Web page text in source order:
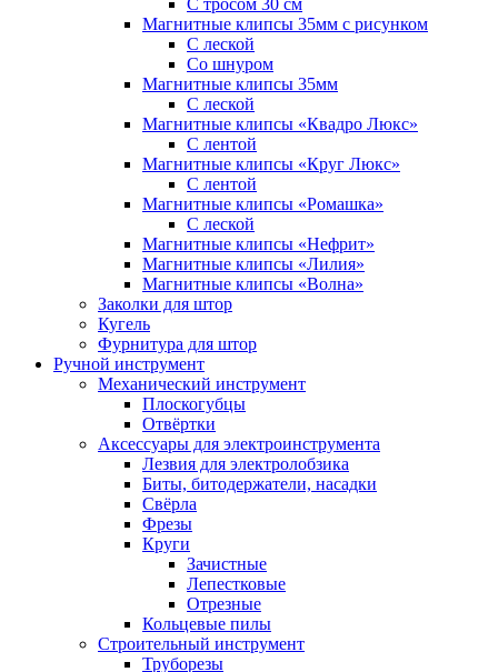
Магнитные клипсы 35мм с рисунком
С леской
Со шнуром
Магнитные клипсы 35мм
С леской
Магнитные клипсы «Квадро Люкс»
С лентой
Магнитные клипсы «Круг Люкс»
С лентой
Магнитные клипсы «Ромашка»
С леской
Магнитные клипсы «Нефрит»
Магнитные клипсы «Лилия»
Магнитные клипсы «Волна»
Заколки для штор
Кугель
Фурнитура для штор
Ручной инструмент
Механический инструмент
Плоскогубцы
Отвёртки
Аксессуары для электроинструмента
Лезвия для электролобзика
Биты, битодержатели, насадки
Свёрла
Фрезы
Круги
Зачистные
Лепестковые
Отрезные
Кольцевые пилы
Строительный инструмент
Труборезы